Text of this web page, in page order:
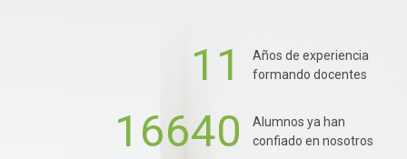
11
Años de experiencia
formando docentes
16640
Alumnos ya han
confiado en nosotros